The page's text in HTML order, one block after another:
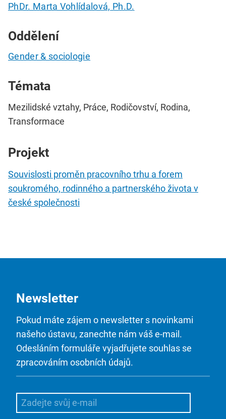
PhDr. Marta Vohlídalová, Ph.D.
Oddělení
Gender & sociologie
Témata
Mezilidské vztahy, Práce, Rodičovství, Rodina,
Transformace
Projekt
Souvislosti proměn pracovního trhu a forem
soukromého, rodinného a partnerského života v
české společnosti
Newsletter
Pokud máte zájem o newsletter s novinkami
našeho ústavu, zanechte nám váš e-mail.
Odesláním formuláře vyjadřujete souhlas se
zpracováním osobních údajů.